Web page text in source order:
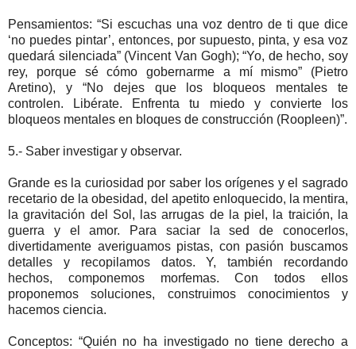
Pensamientos: “Si escuchas una voz dentro de ti que dice
‘no puedes pintar’, entonces, por supuesto, pinta, y esa voz
quedará silenciada” (Vincent Van Gogh); “Yo, de hecho, soy
rey, porque sé cómo gobernarme a mí mismo” (Pietro
Aretino), y “No dejes que los bloqueos mentales te
controlen. Libérate. Enfrenta tu miedo y convierte los
bloqueos mentales en bloques de construcción (Roopleen)”.
5.- Saber investigar y observar.
Grande es la curiosidad por saber los orígenes y el sagrado
recetario de la obesidad, del apetito enloquecido, la mentira,
la gravitación del Sol, las arrugas de la piel, la traición, la
guerra y el amor. Para saciar la sed de conocerlos,
divertidamente averiguamos pistas, con pasión buscamos
detalles y recopilamos datos. Y, también recordando
hechos, componemos morfemas. Con todos ellos
proponemos soluciones, construimos conocimientos y
hacemos ciencia.
Conceptos: “Quién no ha investigado no tiene derecho a